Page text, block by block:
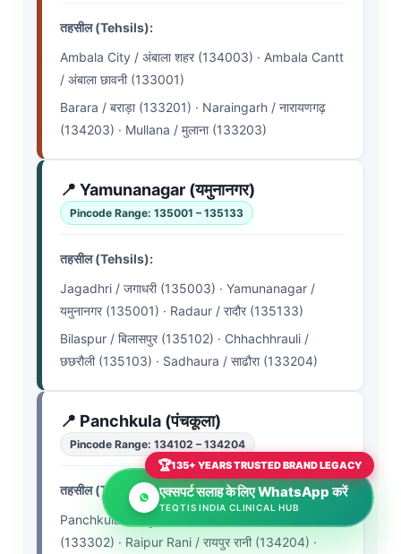
🏆135+ YEARS TRUSTED BRAND LEGACY
एक्सपर्ट सलाह के लिए WhatsApp करें
TEQTIS INDIA CLINICAL HUB
तहसील (Tehsils):
Ambala City / अंबाला शहर (134003) · Ambala Cantt
/ अंबाला छावनी (133001)
Barara / बराड़ा (133201) · Naraingarh / नारायणगढ़
(134203) · Mullana / मुलाना (133203)
📍 Yamunanagar (यमुनानगर)
Pincode Range: 135001 – 135133
तहसील (Tehsils):
Jagadhri / जगाधरी (135003) · Yamunanagar /
यमुनानगर (135001) · Radaur / रादौर (135133)
Bilaspur / बिलासपुर (135102) · Chhachhrauli /
छछरौली (135103) · Sadhaura / साढौरा (133204)
📍 Panchkula (पंचकूला)
Pincode Range: 134102 – 134204
तहसील (Tehsils):
Panchkula / पंचकूला (134109) · Kalka / कालका
(133302) · Raipur Rani / रायपुर रानी (134204) ·